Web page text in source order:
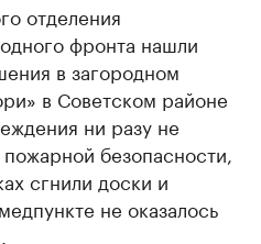
отделения
фронта нашли
в загородном
в Советском районе
ни разу не
безопасности,
сгнили доски и
не оказалось